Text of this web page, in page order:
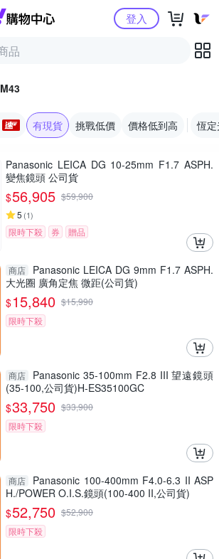
Yahoo購物中心登入
M43
有現貨 挑戰低價 價格低到高 恆
Panasonic LEICA DG 10-25mm F1.7 ASPH.
變焦鏡頭 公司貨
$56,905 $59,900
5 (1)
限時下殺 券 贈品
商店
Panasonic LEICA DG 9mm F1.7 ASPH.
大光圈 廣角定焦 微距(公司貨)
$15,840 $15,990
限時下殺
商店
Panasonic 35-100mm F2.8 III 望遠鏡頭
(35-100,公司貨)H-ES35100GC
$33,750 $33,900
限時下殺
商店
Panasonic 100-400mm F4.0-6.3 II ASP
H./POWER O.I.S.鏡頭(100-400 II,公司貨)
$52,750 $52,900
限時下殺